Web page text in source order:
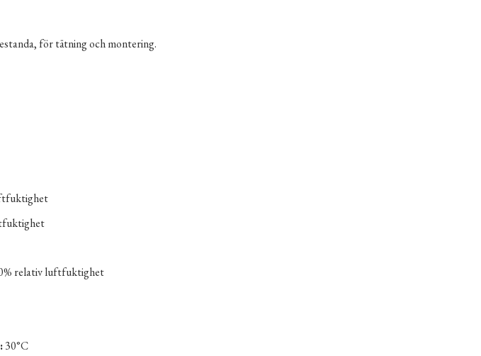
för tätning och montering.
relativ luftfuktighet
30°C